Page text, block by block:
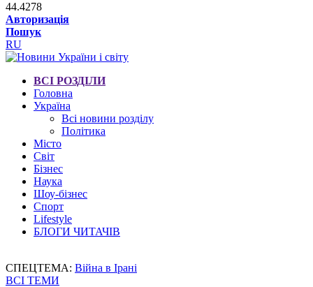
44.4278
Авторизація
Пошук
RU
ВСІ РОЗДІЛИ
Головна
Україна
Всі новини розділу
Політика
Місто
Світ
Бізнес
Наука
Шоу-бізнес
Спорт
Lifestyle
БЛОГИ ЧИТАЧІВ
СПЕЦТЕМА: Війна в Ірані
ВСІ ТЕМИ